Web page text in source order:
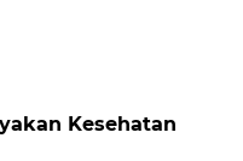
Kesehatan